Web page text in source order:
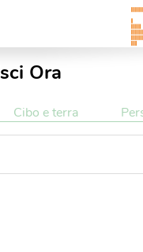
Ora
Cibo e terra